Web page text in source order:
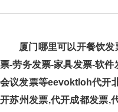
厦门哪里可以开餐饮发
票-劳务发票-家具发票-软件
会议发票等eevoktloh代开
开苏州发票,代开成都发票,